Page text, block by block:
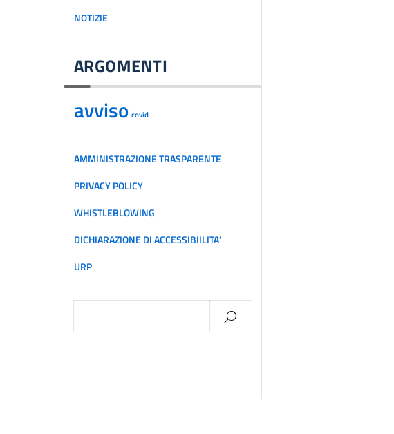
NOTIZIE
ARGOMENTI
avviso covid
AMMINISTRAZIONE TRASPARENTE
PRIVACY POLICY
WHISTLEBLOWING
DICHIARAZIONE DI ACCESSIBIILITA’
URP
per: